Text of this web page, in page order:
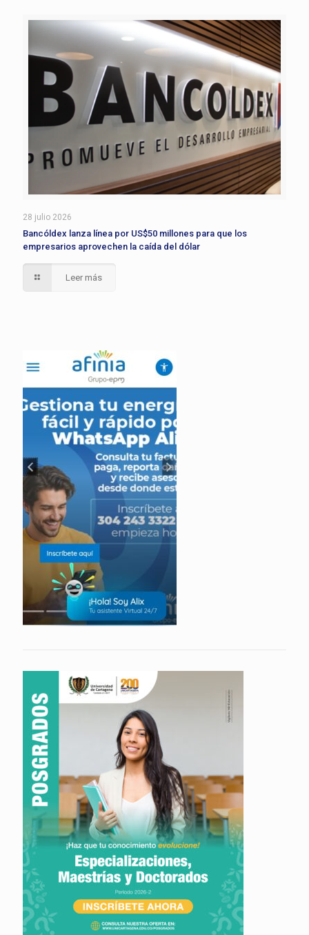
28 julio 2026
Bancóldex lanza línea por US$50 millones para que los
empresarios aprovechen la caída del dólar
Leer más